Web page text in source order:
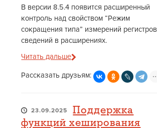
В версии 8.5.4 появится расширенный
контроль над свойством “Режим
сокращения типа” измерений регистров
сведений в расширениях.
Читать дальше
Рассказать друзьям:
23.09.2025
Поддержка
функций хеширования